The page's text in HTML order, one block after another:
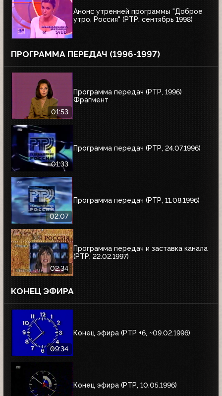
Анонс утренней программы "Доброе
утро, Россия" (РТР, сентябрь 1998)
ПРОГРАММА ПЕРЕДАЧ (1996-1997)
01:53
Программа передач (РТР, 1996)
Фрагмент
01:33
Программа передач (РТР, 24.07.1996)
02:07
Программа передач (РТР, 11.08.1996)
02:34
Программа передач и заставка канала
(РТР, 22.02.1997)
КОНЕЦ ЭФИРА
09:34
Конец эфира (РТР +6, ~09.02.1996)
Конец эфира (РТР, 10.05.1996)